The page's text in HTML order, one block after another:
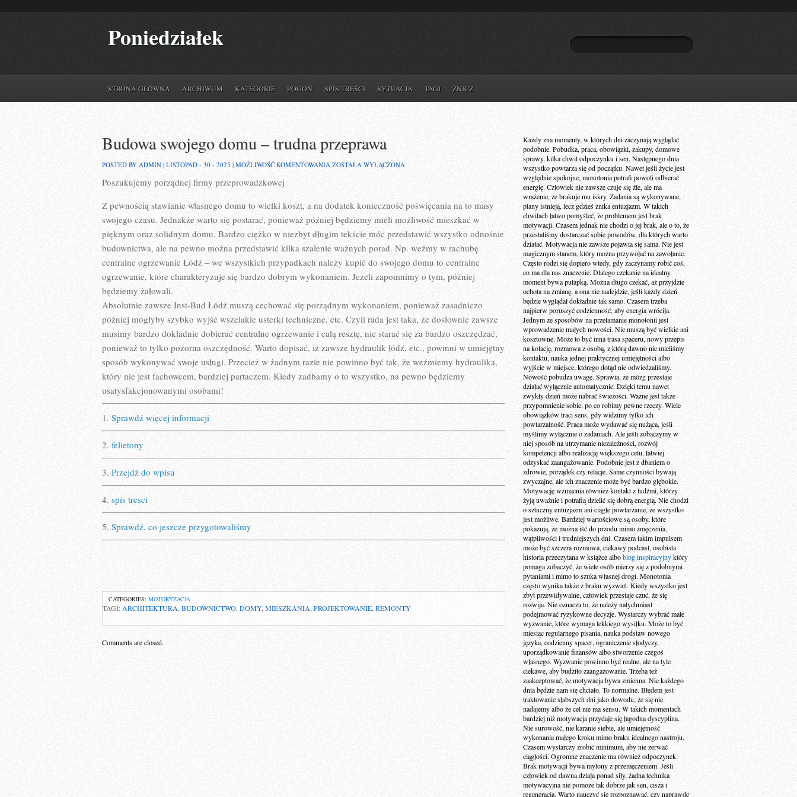
Poniedziałek
STRONA GŁÓWNA ARCHIWUM KATEGORIE POGOŃ SPIS TREŚCI SYTUACJA TAGI ZNICZ
Budowa swojego domu – trudna przeprawa
POSTED BY ADMIN | LISTOPAD - 30 - 2025 | MOŻLIWOŚĆ KOMENTOWANIA BUDOWA
PRZEPRAWA
ZOSTAŁA WYŁĄCZONA
Poszukujemy porządnej firmy przeprowadzkowej
Z pewnością stawianie własnego domu to wielki koszt, a na dodatek konieczność poświęcania na to masy
swojego czasu. Jednakże warto się postarać, ponieważ później będziemy mieli możliwość mieszkać w
pięknym oraz solidnym domu. Bardzo ciężko w niezbyt długim tekście móc przedstawić wszystko odnośnie
budownictwa, ale na pewno można przedstawić kilka szalenie ważnych porad. Np. weźmy w rachubę
centralne ogrzewanie Łódź – we wszystkich przypadkach należy kupić do swojego domu to centralne
ogrzewanie, które charakteryzuje się bardzo dobrym wykonaniem. Jeżeli zapomnimy o tym, później
będziemy żałowali.
Absolutnie zawsze Inst-Bud Łódź muszą cechować się porządnym wykonaniem, ponieważ zasadniczo
później mogłyby szybko wyjść wszelakie usterki techniczne, etc. Czyli rada jest taka, że dosłownie zawsze
musimy bardzo dokładnie dobierać centralne ogrzewanie i całą resztę, nie starać się za bardzo oszczędzać,
ponieważ to tylko pozorna oszczędność. Warto dopisać, iż zawsze hydraulik łódź, etc., powinni w umiejętny
sposób wykonywać swoje usługi. Przecież w żadnym razie nie powinno być tak, że weźmiemy hydraulika,
który nie jest fachowcem, bardziej partaczem. Kiedy zadbamy o to wszystko, na pewno będziemy
usatysfakcjonowanymi osobami!
1. Sprawdź więcej informacji
2. felietony
3. Przejdź do wpisu
4. spis tresci
5. Sprawdź, co jeszcze przygotowaliśmy
CATEGORIES: MOTORYZACJA
TAGI: ARCHITEKTURA BUDOWNICTWO DOMY, MIESZKANIA PROJEKTOWANIE, REMONTY
Comments are closed.
Każdy zna momenty, w których dni zaczynają wyglądać
podobnie. Pobudka, praca, obowiązki, zakupy, domowe
sprawy, kilka chwil odpoczynku i sen. Następnego dnia
wszystko powtarza się od początku. Nawet jeśli życie jest
względnie spokojne, monotonia potrafi powoli odbierać
energię. Człowiek nie zawsze czuje się źle, ale ma
wrażenie, że brakuje mu iskry. Zadania są wykonywane,
plany istnieją, lecz gdzieś znika entuzjazm. W takich
chwilach łatwo pomyśleć, że problemem jest brak
motywacji. Czasem jednak nie chodzi o jej brak, ale o to, że
przestaliśmy dostarczać sobie powodów, dla których warto
działać. Motywacja nie zawsze pojawia się sama. Nie jest
magicznym stanem, który można przywołać na zawołanie.
Często rodzi się dopiero wtedy, gdy zaczynamy robić coś,
co ma dla nas znaczenie. Dlatego czekanie na idealny
moment bywa pułapką. Można długo czekać, aż przyjdzie
ochota na zmianę, a ona nie nadejdzie, jeśli każdy dzień
będzie wyglądał dokładnie tak samo. Czasem trzeba
najpierw poruszyć codzienność, aby energia wróciła.
Jednym ze sposobów na przełamanie monotonii jest
wprowadzenie małych nowości. Nie muszą być wielkie ani
kosztowne. Może to być inna trasa spaceru, nowy przepis
na kolację, rozmowa z osobą, z którą dawno nie mieliśmy
kontaktu, nauka jednej praktycznej umiejętności albo
wyjście w miejsce, którego dotąd nie odwiedzaliśmy.
Nowość pobudza uwagę. Sprawia, że mózg przestaje
działać wyłącznie automatycznie. Dzięki temu nawet
zwykły dzień może nabrać świeżości. Ważne jest także
przypomnienie sobie, po co robimy pewne rzeczy. Wiele
obowiązków traci sens, gdy widzimy tylko ich
powtarzalność. Praca może wydawać się nużąca, jeśli
myślimy wyłącznie o zadaniach. Ale jeśli zobaczymy w
niej sposób na utrzymanie niezależności, rozwój
kompetencji albo realizację większego celu, łatwiej
odzyskać zaangażowanie. Podobnie jest z dbaniem o
zdrowie, porządek czy relacje. Same czynności bywają
zwyczajne, ale ich znaczenie może być bardzo głębokie.
Motywację wzmacnia również kontakt z ludźmi, którzy
żyją uważnie i potrafią dzielić się dobrą energią. Nie chodzi
o sztuczny entuzjazm ani ciągłe powtarzanie, że wszystko
jest możliwe. Bardziej wartościowe są osoby, które
pokazują, że można iść do przodu mimo zmęczenia,
wątpliwości i trudniejszych dni. Czasem takim impulsem
może być szczera rozmowa, ciekawy podcast, osobista
historia przeczytana w książce alboblog inspiracyjnyktóry
pomaga zobaczyć, że wiele osób mierzy się z podobnymi
pytaniami i mimo to szuka własnej drogi. Monotonia
często wynika także z braku wyzwań. Kiedy wszystko jest
zbyt przewidywalne, człowiek przestaje czuć, że się
rozwija. Nie oznacza to, że należy natychmiast
podejmować ryzykowne decyzje. Wystarczy wybrać małe
wyzwanie, które wymaga lekkiego wysiłku. Może to być
miesiąc regularnego pisania, nauka podstaw nowego
języka, codzienny spacer, ograniczenie słodyczy,
uporządkowanie finansów albo stworzenie czegoś
własnego. Wyzwanie powinno być realne, ale na tyle
ciekawe, aby budziło zaangażowanie. Trzeba też
zaakceptować, że motywacja bywa zmienna. Nie każdego
dnia będzie nam się chciało. To normalne. Błędem jest
traktowanie słabszych dni jako dowodu, że się nie
nadajemy albo że cel nie ma sensu. W takich momentach
bardziej niż motywacja przydaje się łagodna dyscyplina.
Nie surowość, nie karanie siebie, ale umiejętność
wykonania małego kroku mimo braku idealnego nastroju.
Czasem wystarczy zrobić minimum, aby nie zerwać
ciągłości. Ogromne znaczenie ma również odpoczynek.
Brak motywacji bywa mylony z przemęczeniem. Jeśli
człowiek od dawna działa ponad siły, żadna technika
motywacyjna nie pomoże tak dobrze jak sen, cisza i
regeneracja. Warto nauczyć się rozpoznawać, czy naprawdę